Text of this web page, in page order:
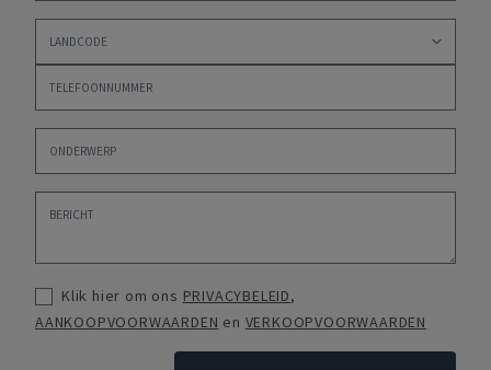
Klik hier om ons PRIVACYBELEID,
AANKOOPVOORWAARDEN en VERKOOPVOORWAARDEN